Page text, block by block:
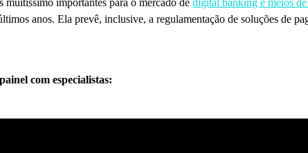
anos. Ela prevê, inclusive, a regulamentação de soluções de
com especialistas: